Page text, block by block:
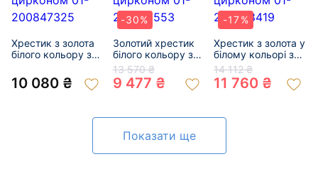
Хрестик з золота
білого кольору з
200847325
10 080 ₴
-30%
Золотий хрестик
білого кольору з
цирконом 01-
200155553
13 570 ₴
9 477 ₴
-17%
Хрестик з золота у
білому кольорі з
цирконом 01-
200788419
14 112 ₴
11 760 ₴
Показати ще